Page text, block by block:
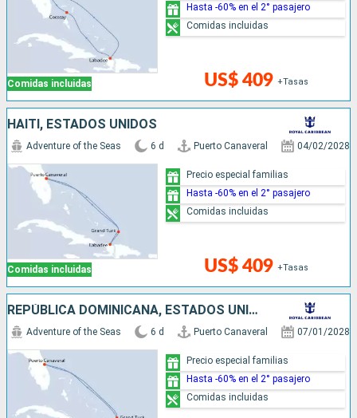
Comidas incluidas US$ 409 +Tasas
Hasta -60% en el 2° pasajero
Comidas incluidas
HAITI, ESTADOS UNIDOS
Comidas incluidas
Adventure of the Seas 6 d Puerto Canaveral 04/02/2028
US$ 409 +Tasas
Precio especial familias
Hasta -60% en el 2° pasajero
Comidas incluidas
REPÚBLICA DOMINICANA, ESTADOS UNIDOS
Adventure of the Seas 6 d Puerto Canaveral 07/01/2028
Precio especial familias
Hasta -60% en el 2° pasajero
Comidas incluidas